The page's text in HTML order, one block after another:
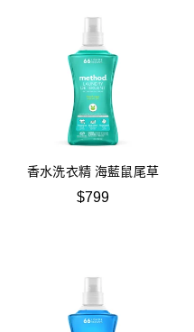
香水洗衣精 海藍鼠尾草
$799